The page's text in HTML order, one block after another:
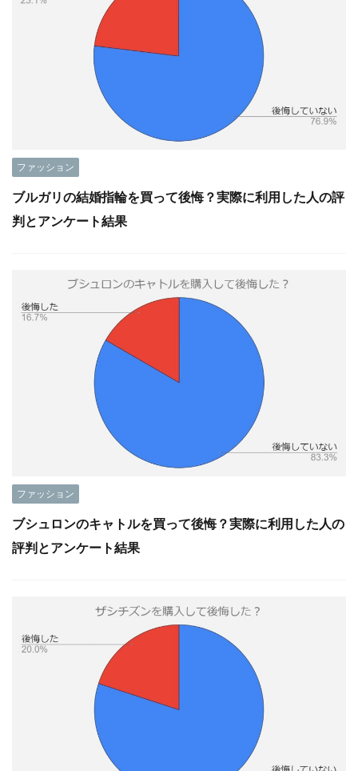
ファッション
ブルガリの結婚指輪を買って後悔？実際に利用した人の評
判とアンケート結果
ファッション
ブシュロンのキャトルを買って後悔？実際に利用した人の
評判とアンケート結果